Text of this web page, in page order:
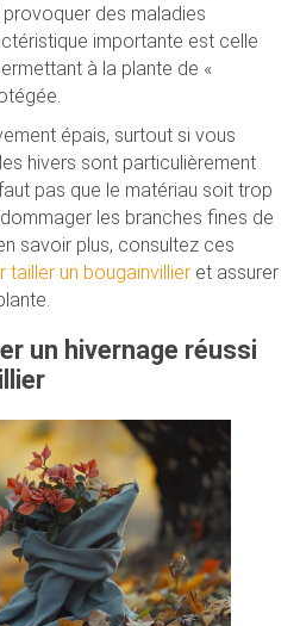
provoquer des maladies
importante est celle
à la plante de «
épais, surtout si vous
hivers sont particulièrement
pas que le matériau soit trop
les branches fines de
savoir plus, consultez ces
un bougainvillieret assurer
un hivernage réussi